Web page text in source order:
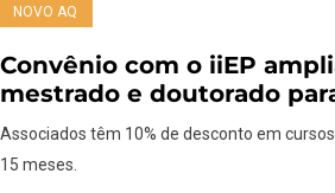
NOVO AQ
Convênio com o iiEP
mestrado e doutorado
Associados têm 10% de desconto em
15 meses.